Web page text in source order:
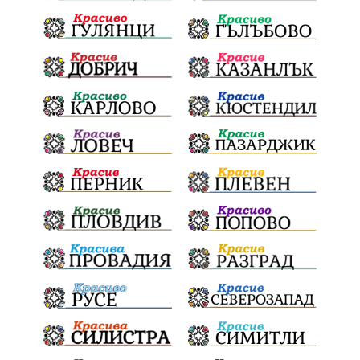
Световна купа Мафия Правителство
Благотворителност Събития
Българска патриаршия СВетли празници
Криминално Творчество Тръмп
Ценности Европейска комисия
Урсула фон дер Лайен Законопроект
Вдъхновяваща история Приказка
Замърсяване Боклук Дружба
Хавайска мироточива икона